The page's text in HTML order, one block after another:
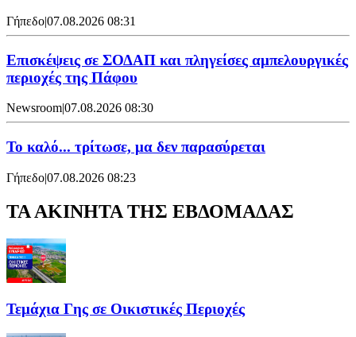
Γήπεδο|07.08.2026 08:31
Επισκέψεις σε ΣΟΔΑΠ και πληγείσες αμπελουργικές
περιοχές της Πάφου
Newsroom|07.08.2026 08:30
Το καλό... τρίτωσε, μα δεν παρασύρεται
Γήπεδο|07.08.2026 08:23
ΤΑ ΑΚΙΝΗΤΑ ΤΗΣ ΕΒΔΟΜΑΔΑΣ
Τεμάχια Γης σε Οικιστικές Περιοχές